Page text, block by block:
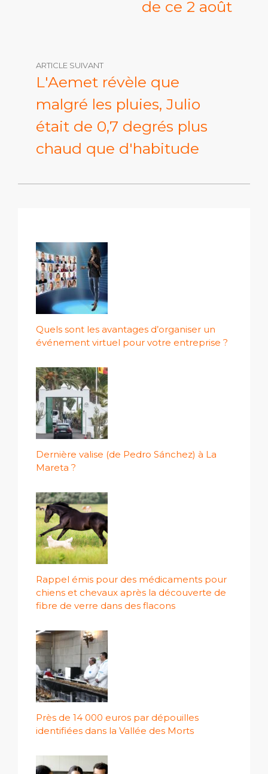
de ce 2 août
ARTICLE SUIVANT
L'Aemet révèle que
malgré les pluies, Julio
était de 0,7 degrés plus
chaud que d'habitude
Quels sont les avantages d’organiser un
événement virtuel pour votre entreprise ?
Dernière valise (de Pedro Sánchez) à La
Mareta ?
Rappel émis pour des médicaments pour
chiens et chevaux après la découverte de
fibre de verre dans des flacons
Près de 14 000 euros par dépouilles
identifiées dans la Vallée des Morts